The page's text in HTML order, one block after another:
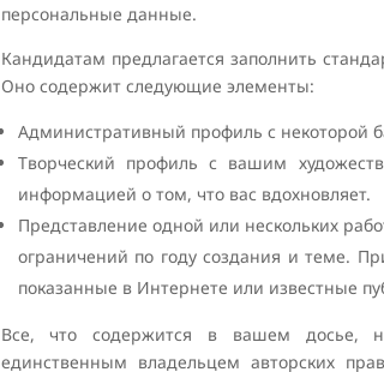
персональные данные.
Кандидатам предлагается заполнить
Оно содержит следующие элементы:
Административный профиль с некоторой
Творческий профиль с вашим
информацией о том, что вас вдохновляет.
Представление одной или нескольких
ограничений по году создания и теме.
показанные в Интернете или известные
Все, что содержится в вашем досье,
единственным владельцем авторских